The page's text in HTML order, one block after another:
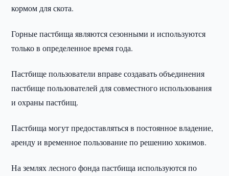
кормом для скота.
Горные пастбища являются сезонными и используются
только в определенное время года.
Пастбище пользователи вправе создавать объединения
пастбище пользователей для совместного использования
и охраны пастбищ.
Пастбища могут предоставляться в постоянное владение,
аренду и временное пользование по решению хокимов.
На землях лесного фонда пастбища используются по